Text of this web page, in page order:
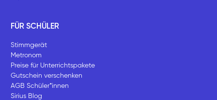
FÜR SCHÜLER
Stimmgerät
Metronom
Preise für Unterrichtspakete
Gutschein verschenken
AGB Schüler*innen
Sirius Blog